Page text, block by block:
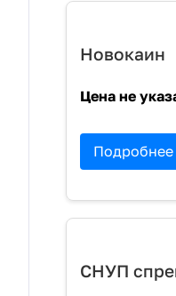
Новокаин
Цена не
Подробнее
СНУП